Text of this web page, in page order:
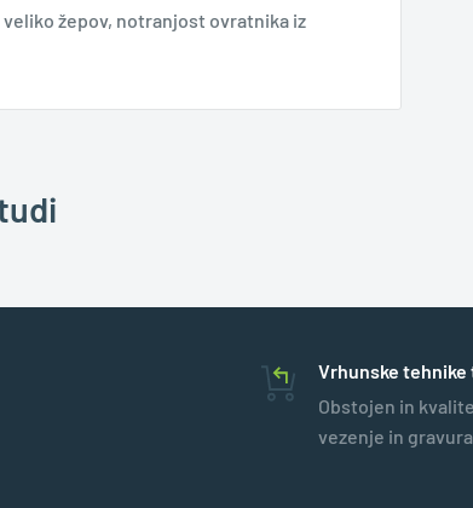
žepov, notranjost ovratnika iz
Vrhunske tehnike
Obstojen in
vezenje in gravura